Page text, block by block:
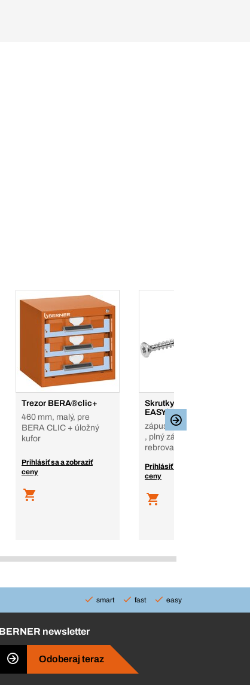
Trezor BERA®clic+
460 mm, malý, pre
BERA CLIC + úložný
kufor
Prihlásiť sa a zobraziť
ceny
Skrutky do drevotriesky
EASYfast WAVE plus
zápustná fréz. hlava, TX
, plný závit, oceľ,
rebrovanie
Prihlásiť sa a zobraziť
ceny
smart fast easy
BERNER newsletter
Odoberaj teraz